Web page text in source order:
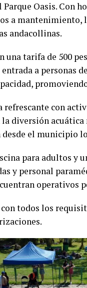
Oasis. Con
a
andacollinas.
una tarifa de 500
a personas
refrescante con
la diversión
el municipio
para adultos y
y personal
operativos
todos los